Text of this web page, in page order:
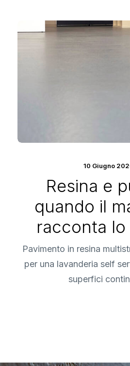
10 Giugno
Resina e
quando il
racconta lo
Pavimento in resina
per una lavanderia self
superfici